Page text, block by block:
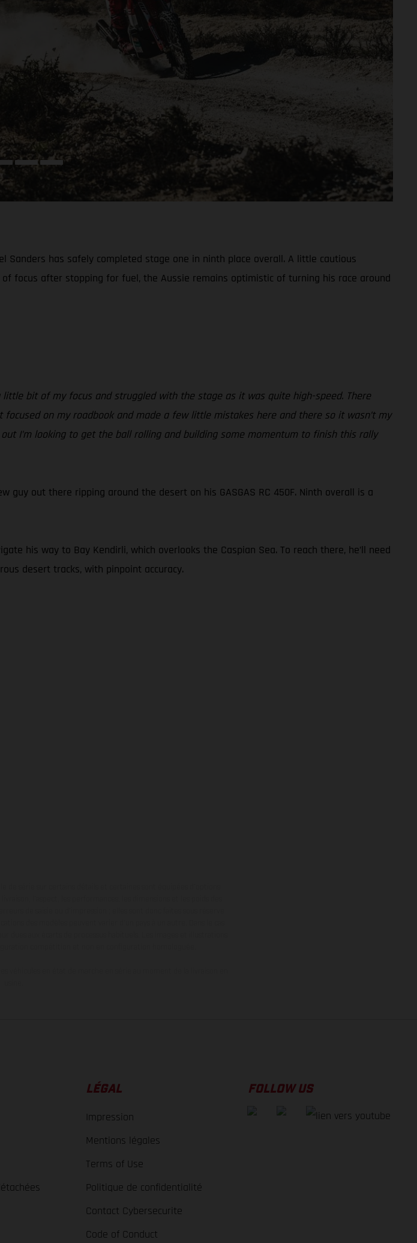
Sanders has safely completed stage one in ninth place overall. A little cautious
focus after stopping for fuel, the Aussie remains optimistic of turning his race around
bit of my focus and struggled with the stage as it was quite high-speed. There
on my roadbook and made a few little mistakes here and there so it wasn’t my
I’m looking to get the ball rolling and building some momentum to finish this rally
out there ripping around the desert on his GASGAS RC 450F. Ninth overall is a
his way to Bay Kendirli, which overlooks the Caspian Sea. To reach there, he’ll need
desert tracks, with pinpoint accuracy.
LÉGAL
Impression
Mentions légales
Terms of Use
Politique de confidentialité
Contact Cybersecurite
Code of Conduct
FOLLOW US